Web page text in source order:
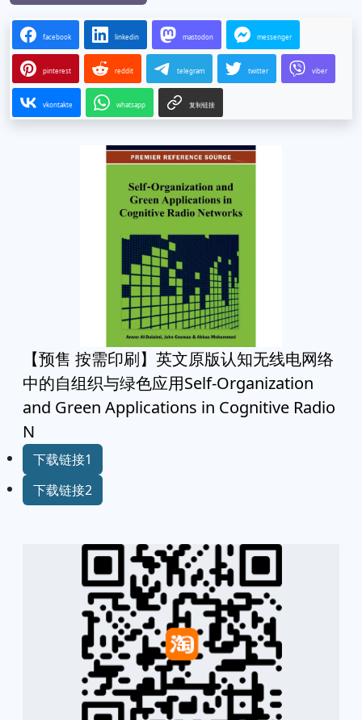
facebook linkedin mastodon messenger
pinterest reddit telegram twitter viber
vkontakte whatsapp 复制链接
【预售 按需印刷】英文原版认知无线电网络
中的自组织与绿色应用Self-Organization
and Green Applications in Cognitive Radio
N
下载链接1
下载链接2